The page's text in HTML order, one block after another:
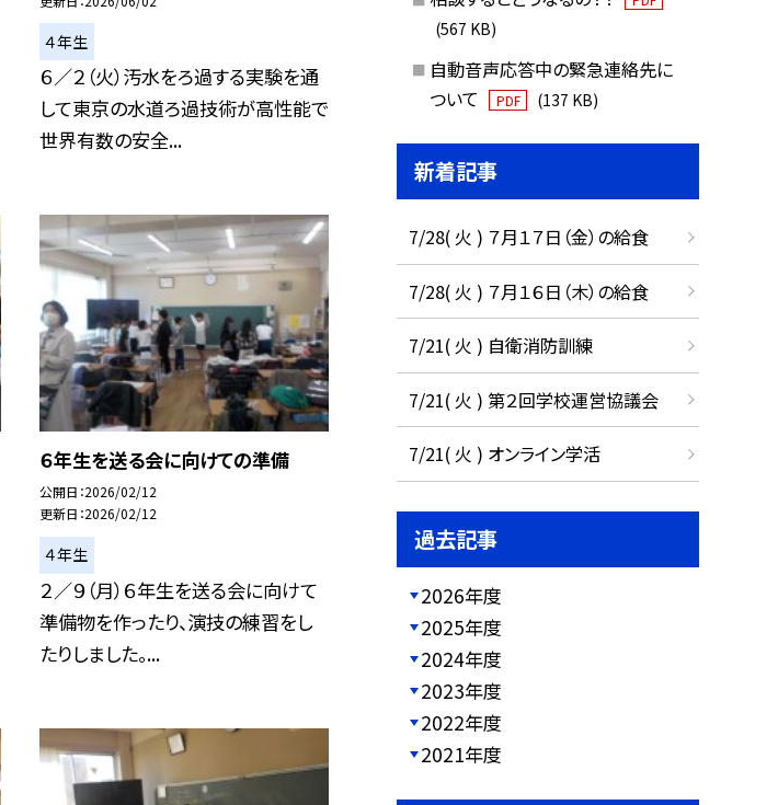
４年生
６／２（火）汚水をろ過する実験を通
して東京の水道ろ過技術が高性能で
世界有数の安全...
６年生を送る会に向けての準備
公開日 2026/02/12
更新日 2026/02/12
４年生
２／９（月）６年生を送る会に向けて
準備物を作ったり、演技の練習をし
たりしました。...
(567 KB)
自動音声応答中の緊急連絡先に
ついて
PDF (137 KB)
新着記事
7/28( 火 ) ７月１７日（金）の給食
7/28( 火 ) ７月１６日（木）の給食
7/21( 火 ) 自衛消防訓練
7/21( 火 ) 第２回学校運営協議会
7/21( 火 ) オンライン学活
過去記事
2026年度
2025年度
2024年度
2023年度
2022年度
2021年度